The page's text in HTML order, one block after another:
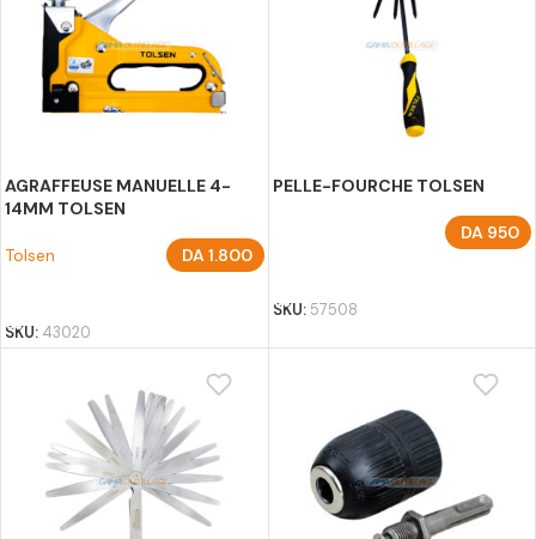
AGRAFFEUSE MANUELLE 4-
14MM TOLSEN
Tolsen DA1.800
SKU: 43020
PELLE-FOURCHE TOLSEN
DA 950
SKU: 57508